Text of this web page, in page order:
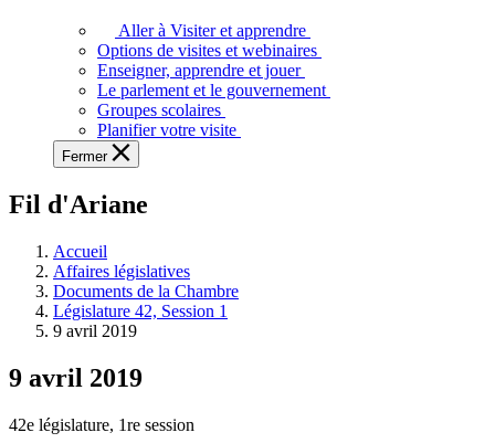
voir,
apprendre
et
à
à
législative.
Aller à Visiter et apprendre
Options de visites et webinaires
Enseigner, apprendre et jouer
Le parlement et le gouvernement
Groupes scolaires
Planifier votre visite
Fermer
Fil d'Ariane
Accueil
Affaires législatives
Documents de la Chambre
Législature 42, Session 1
9 avril 2019
9 avril 2019
42e législature, 1re session